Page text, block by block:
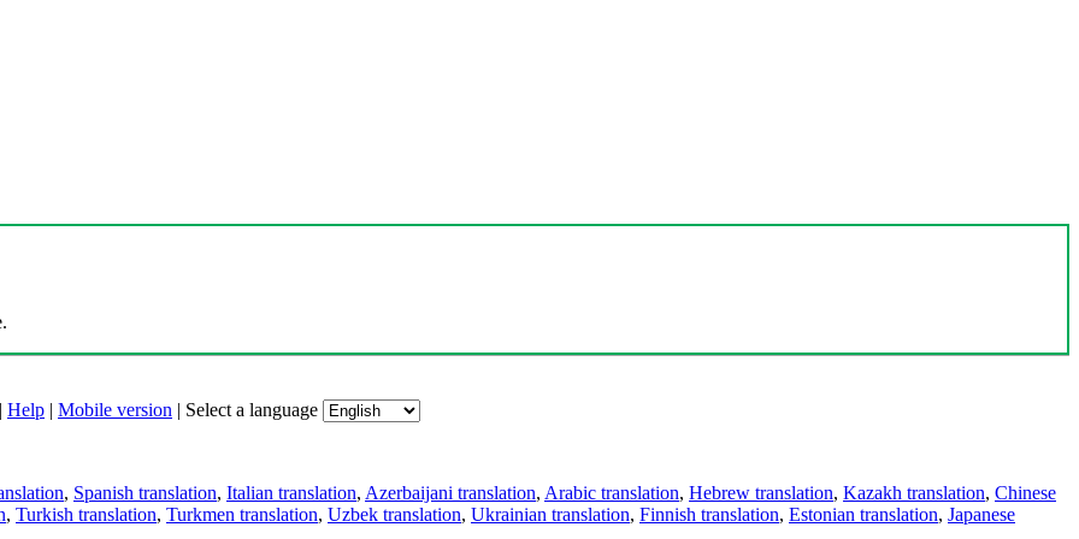
Help | Mobile version | Select a language
, Spanish translation, Italian translation, Azerbaijani translation, Arabic translation, Hebrew translation, Kazakh translation, Chinese
, Turkish translation, Turkmen translation, Uzbek translation, Ukrainian translation, Finnish translation, Estonian translation, Japanese